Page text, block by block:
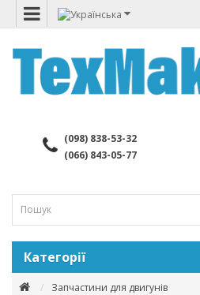
(098) 838-53-32
(066) 843-05-77
Категорії
Запчастини для двигунів